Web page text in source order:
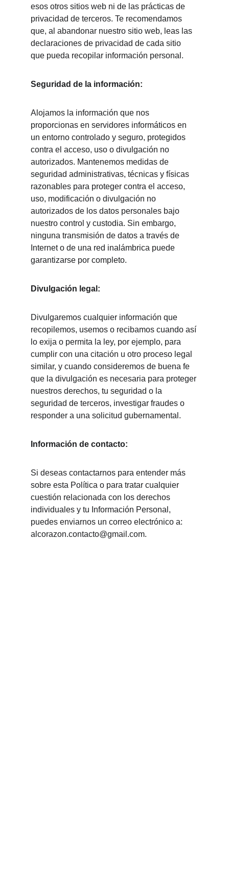
esos otros sitios web ni de las prácticas de
privacidad de terceros. Te recomendamos
que, al abandonar nuestro sitio web, leas las
declaraciones de privacidad de cada sitio
que pueda recopilar información personal.
Seguridad de la información:
Alojamos la información que nos
proporcionas en servidores informáticos en
un entorno controlado y seguro, protegidos
contra el acceso, uso o divulgación no
autorizados. Mantenemos medidas de
seguridad administrativas, técnicas y físicas
razonables para proteger contra el acceso,
uso, modificación o divulgación no
autorizados de los datos personales bajo
nuestro control y custodia. Sin embargo,
ninguna transmisión de datos a través de
Internet o de una red inalámbrica puede
garantizarse por completo.
Divulgación legal:
Divulgaremos cualquier información que
recopilemos, usemos o recibamos cuando así
lo exija o permita la ley, por ejemplo, para
cumplir con una citación u otro proceso legal
similar, y cuando consideremos de buena fe
que la divulgación es necesaria para proteger
nuestros derechos, tu seguridad o la
seguridad de terceros, investigar fraudes o
responder a una solicitud gubernamental.
Información de contacto:
Si deseas contactarnos para entender más
sobre esta Política o para tratar cualquier
cuestión relacionada con los derechos
individuales y tu Información Personal,
puedes enviarnos un correo electrónico a:
alcorazon.contacto@gmail.com.